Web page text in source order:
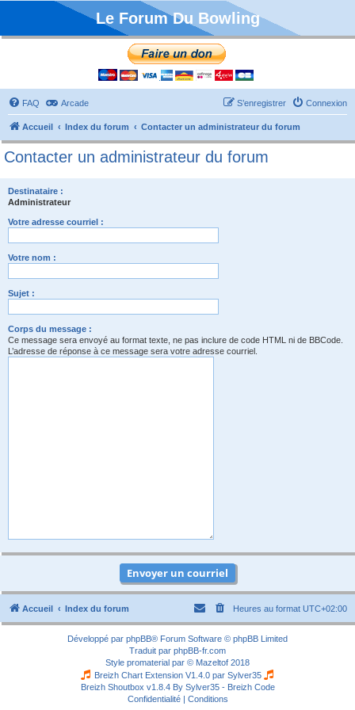
Le Forum Du Bowling
FAQ Arcade Connexion
S’enregistrer
Accueil Index du forum Contacter un administrateur du forum
Contacter un administrateur du forum
Destinataire :
Administrateur
Votre adresse courriel :
Votre nom :
Sujet :
Corps du message :
Ce message sera envoyé au format texte, ne pas inclure de code HTML ni de BBCode.
L’adresse de réponse à ce message sera votre adresse courriel.
Accueil Index du forum Heures au format UTC+02:00
Développé par phpBB® Forum Software © phpBB Limited
Traduit par phpBB-fr.com
Style promaterial par © Mazeltof 2018
Breizh Chart Extension V1.4.0 par Sylver35
Breizh Shoutbox v1.8.4 By Sylver35 - Breizh Code
Confidentialité| Conditions